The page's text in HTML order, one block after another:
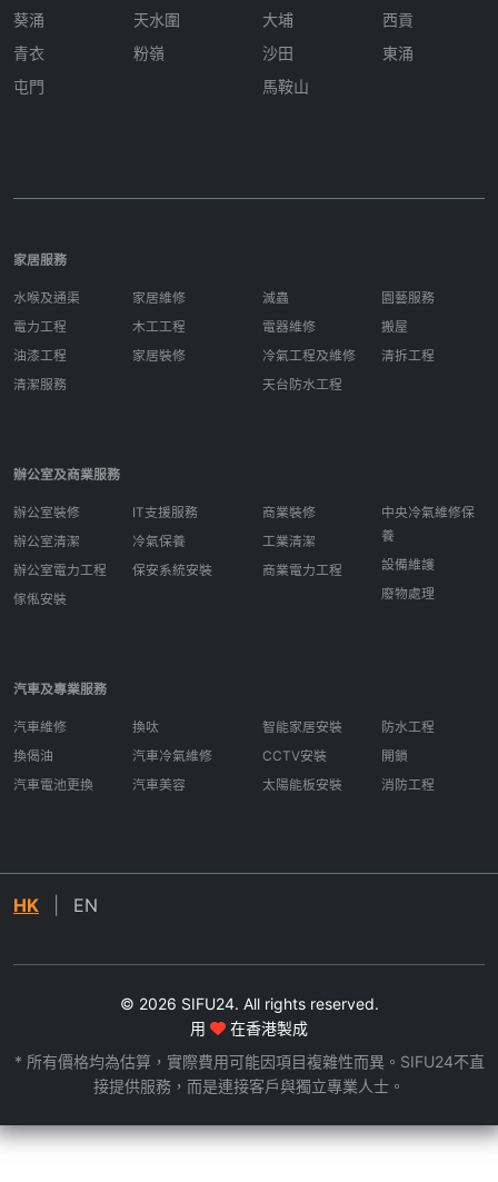
葵涌
青衣
屯門
天水圍
粉嶺
大埔
沙田
馬鞍山
西貢
東涌
家居服務
水喉及通渠
電力工程
油漆工程
清潔服務
家居維修
木工工程
家居裝修
滅蟲
電器維修
冷氣工程及維修
天台防水工程
園藝服務
搬屋
清拆工程
辦公室及商業服務
辦公室裝修
辦公室清潔
辦公室電力工程
傢俬安裝
IT支援服務
冷氣保養
保安系統安裝
商業裝修
工業清潔
商業電力工程
中央冷氣維修保
養
設備維護
廢物處理
汽車及專業服務
汽車維修
換偈油
汽車電池更換
換呔
汽車冷氣維修
汽車美容
智能家居安裝
CCTV安裝
太陽能板安裝
防水工程
開鎖
消防工程
HK EN
© 2026 SIFU24. All rights reserved.
用
在香港製成
* 所有價格均為估算，實際費用可能因項目複雜性而異。SIFU24不直
接提供服務，而是連接客戶與獨立專業人士。